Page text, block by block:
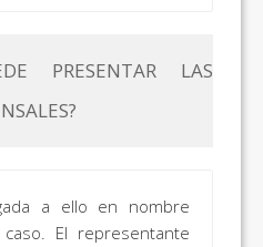
PRESENTAR LAS
a ello en nombre
El representante